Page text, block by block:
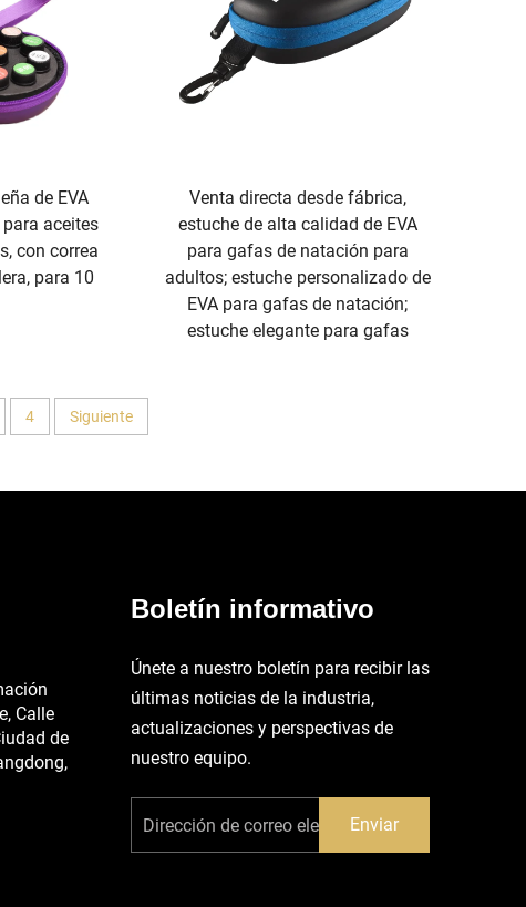
de EVA
aceites
con correa
para 10
Venta directa desde fábrica,
estuche de alta calidad de EVA
para gafas de natación para
adultos; estuche personalizado de
EVA para gafas de natación;
estuche elegante para gafas
4 Siguiente
Calle
de
Boletín informativo
Únete a nuestro boletín para recibir las
últimas noticias de la industria,
actualizaciones y perspectivas de
nuestro equipo.
Enviar